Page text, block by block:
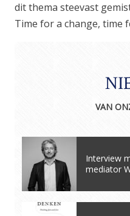
dit thema steevast
Time for a change, time
VAN
Interview
mediator